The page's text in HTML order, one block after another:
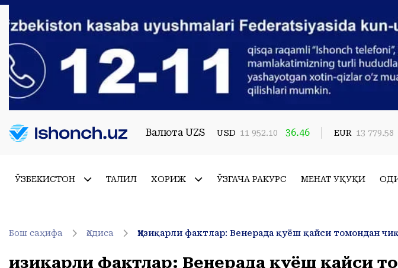
Валюта UZS USD 11 952.10 36.46 EUR 13 779.58
ЎЗБЕКИСТОН ТАҲЛИЛ ХОРИЖ ЎЗГАЧА РАКУРС МЕҲНАТ ҲУҚУҚИ
Бош саҳифа Ҳодиса
Қизиқарли фактлар: Венерада қуёш қайси